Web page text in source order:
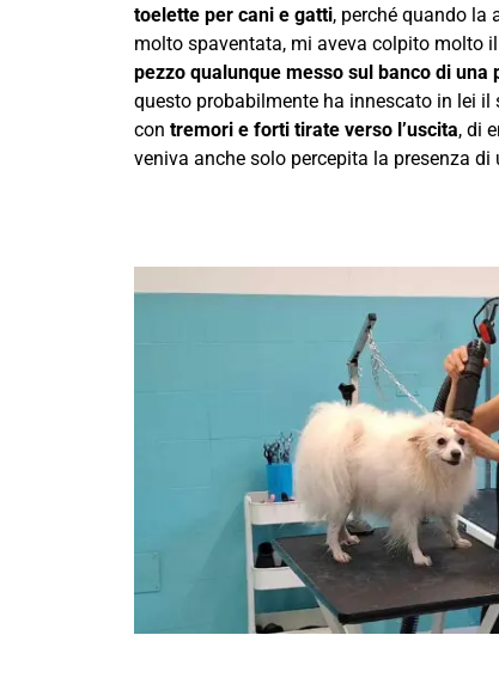
toelette per cani e gatti, perché quando la
molto spaventata, mi aveva colpito molto
pezzo qualunque messo sul banco di una
questo probabilmente ha innescato in lei
con tremori e forti tirate verso l’uscita, di
veniva anche solo percepita la presenza di